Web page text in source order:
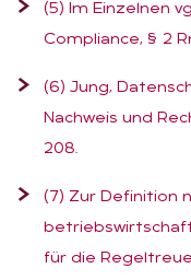
(5) Im Einzelnen
Compliance, § 2
(6) Jung,
Nachweis und
208.
(7) Zur Definition
für die